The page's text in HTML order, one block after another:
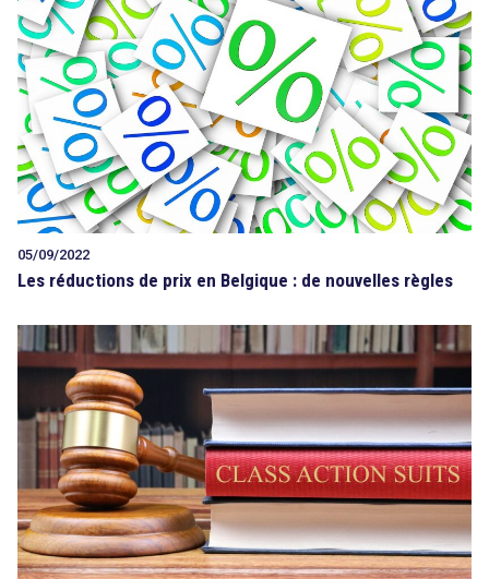
Tout sur le droit de l'innovation
Rechercher
CONTACT
05/09/2022
Les réductions de prix en Belgique : de nouvelles règles